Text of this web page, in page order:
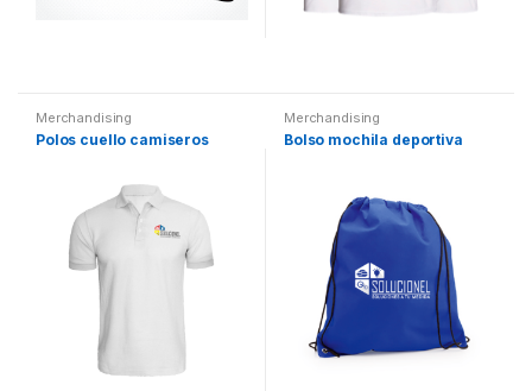
Merchandising
Polos cuello camiseros
Merchandising
Bolso mochila deportiva